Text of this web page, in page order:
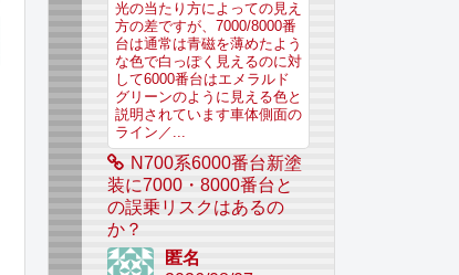
光の当たり方によっての見え
方の差ですが、7000/8000番
台は通常は青磁を薄めたよう
な色で白っぽく見えるのに対
して6000番台はエメラルド
グリーンのように見える色と
説明されています車体側面の
ライン／...
N700系6000番台新塗
装に7000・8000番台と
の誤乗リスクはあるの
か？
匿名